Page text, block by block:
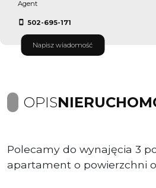
Agent
502-695-171
Napisz wiadomość
OPIS
Polecamy do wynajęcia 3
apartament o powierzchni